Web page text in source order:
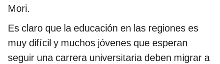
Mori.
Es claro que la educación en las regiones es
muy difícil y muchos jóvenes que esperan
seguir una carrera universitaria deben migrar a